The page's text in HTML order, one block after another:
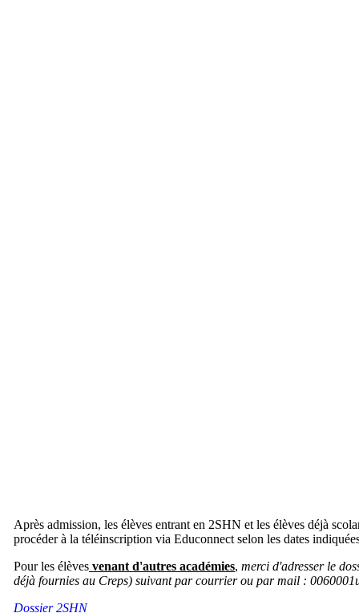
Après admission, les élèves entrant en 2SHN et les élèves déjà
procéder à la téléinscription via Educonnect selon les dates
Pour les élèves venant d'autres académies, merci d'adresser le
déjà fournies au Creps) suivant par courrier ou par mail :
Dossier 2SHN